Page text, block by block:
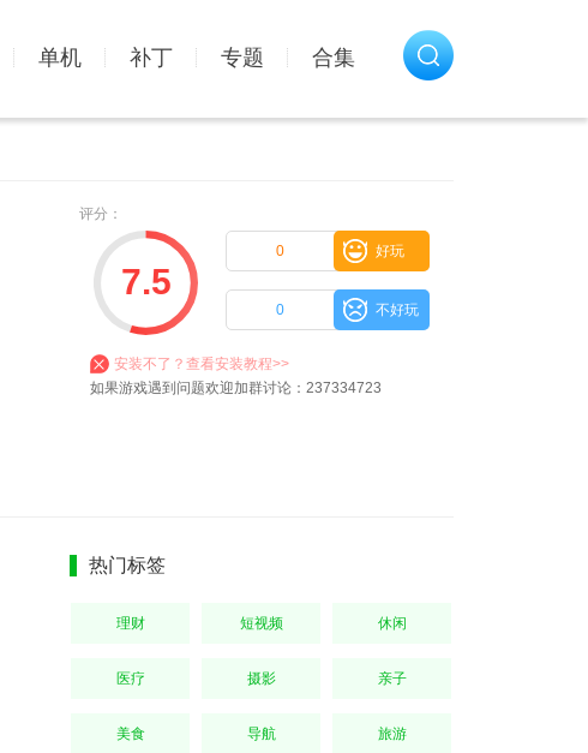
单机 补丁 专题 合集
评分：
7.5
好玩
0
不好玩
0
安装不了？查看安装教程>>
如果游戏遇到问题欢迎加群讨论：237334723
热门标签
理财 短视频 休闲
医疗 摄影 亲子
美食 导航 旅游